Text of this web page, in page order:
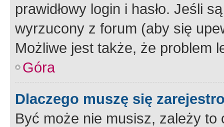
prawidłowy login i hasło. Jeśli
wyrzucony z forum (aby się
Możliwe jest także, że problem
Góra
Dlaczego muszę się
Być może nie musisz, zależy